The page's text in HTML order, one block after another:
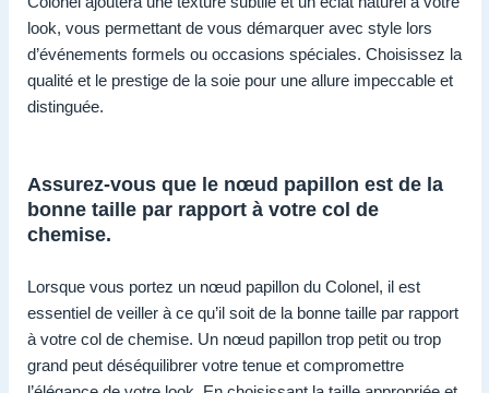
look, vous permettant de vous démarquer avec style lors
d’événements formels ou occasions spéciales. Choisissez la
qualité et le prestige de la soie pour une allure impeccable et
distinguée.
Assurez-vous que le nœud papillon est de la
bonne taille par rapport à votre col de
chemise.
Lorsque vous portez un nœud papillon du Colonel, il est
essentiel de veiller à ce qu’il soit de la bonne taille par rapport
à votre col de chemise. Un nœud papillon trop petit ou trop
grand peut déséquilibrer votre tenue et compromettre